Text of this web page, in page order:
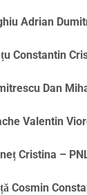
Adrian
Constantin
Dan
Valentin
Cristina –
Cosmin